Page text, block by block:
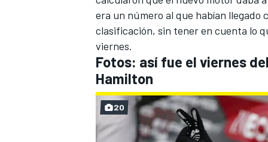
era un número al que habían
clasificación, sin tener en cuenta lo
viernes.
Fotos: así fue el viernes
Hamilton
20